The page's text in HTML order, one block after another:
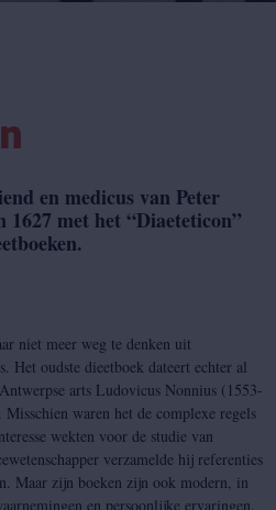
en medicus van Peter
1627 met het “Diaeteticon”
niet meer weg te denken uit
Het oudste dieetboek dateert echter al
arts Ludovicus Nonnius (1553-
waren het de complexe regels
wekten voor de studie van
verzamelde hij referenties
Maar zijn boeken zijn ook modern, in
en persoonlijke ervaringen.